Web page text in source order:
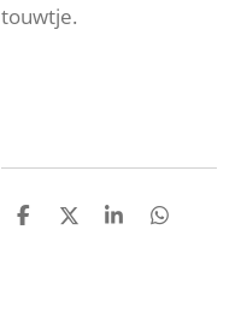
touwtje.
D
D
S
D